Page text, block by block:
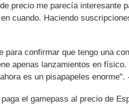
precio me parecía interesante
cuando. Haciendo
para confirmar que tengo una
apenas lanzamientos en
es un pisapapeles enorme".
el gamepass al precio de